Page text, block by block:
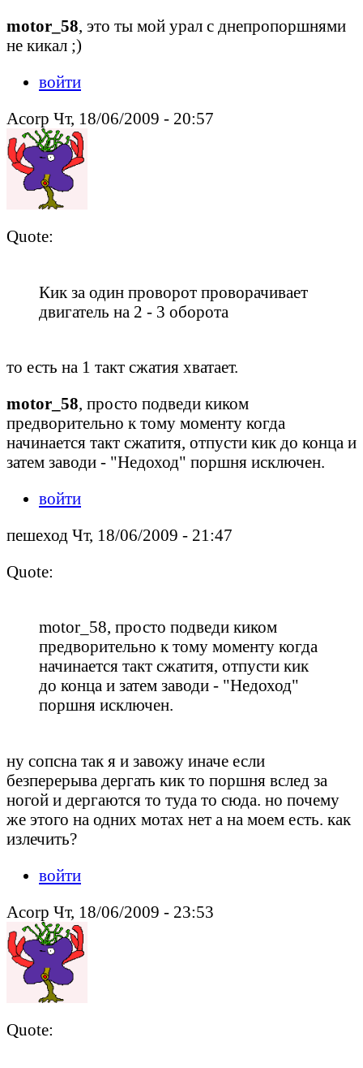
motor_58, это ты мой урал с днепропоршнями
не кикал ;)
войти
Acorp Чт, 18/06/2009 - 20:57
Quote:
Кик за один проворот проворачивает
двигатель на 2 - 3 оборота
то есть на 1 такт сжатия хватает.
motor_58, просто подведи киком
предворительно к тому моменту когда
начинается такт сжатитя, отпусти кик до конца и
затем заводи - "Недоход" поршня исключен.
войти
пешеход Чт, 18/06/2009 - 21:47
Quote:
motor_58, просто подведи киком
предворительно к тому моменту когда
начинается такт сжатитя, отпусти кик
до конца и затем заводи - "Недоход"
поршня исключен.
ну сопсна так я и завожу иначе если
безперерыва дергать кик то поршня вслед за
ногой и дергаются то туда то сюда. но почему
же этого на одних мотах нет а на моем есть. как
излечить?
войти
Acorp Чт, 18/06/2009 - 23:53
Quote: